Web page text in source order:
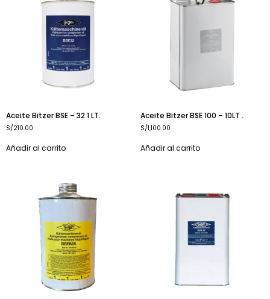
Aceite Bitzer BSE – 32 1 LT.
S/210.00
Añadir al carrito
Aceite Bitzer BSE 100 – 10LT .
S/1,100.00
Añadir al carrito